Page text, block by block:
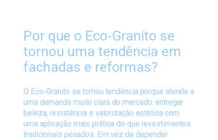
Por que o Eco-Granito se
tornou uma tendência em
fachadas e reformas?
O Eco-Granito se tornou tendência porque atende a
uma demanda muito clara do mercado: entregar
beleza, resistência e valorização estética com
uma aplicação mais prática do que revestimentos
tradicionais pesados. Em vez de depender